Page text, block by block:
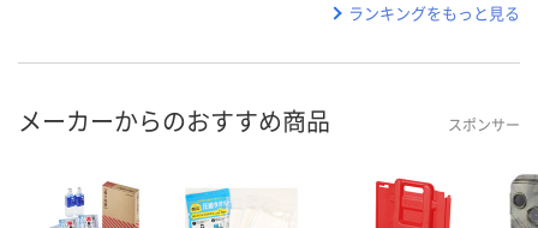
ランキングをもっと見る
メーカーからのおすすめ商品 スポンサー